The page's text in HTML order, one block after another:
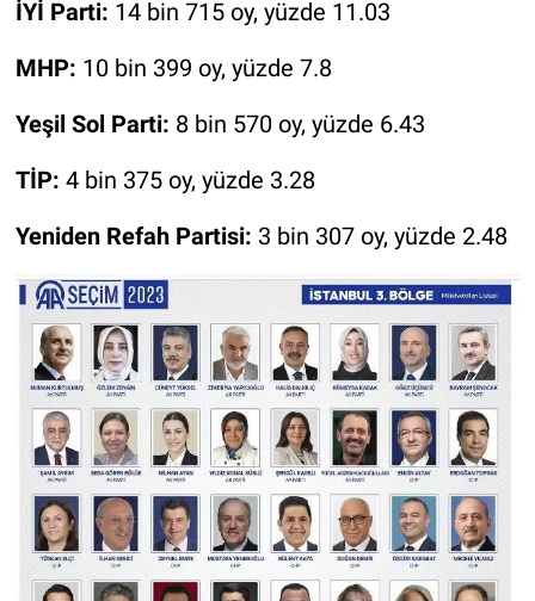
İYİ Parti: 14 bin 715 oy, yüzde 11.03
MHP: 10 bin 399 oy, yüzde 7.8
Yeşil Sol Parti: 8 bin 570 oy, yüzde 6.43
TİP: 4 bin 375 oy, yüzde 3.28
Yeniden Refah Partisi: 3 bin 307 oy, yüzde 2.48